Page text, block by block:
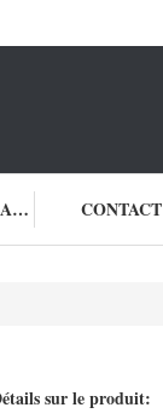
CONTRÔLE DE LA QUALITÉ CONTACT
sur le produit: